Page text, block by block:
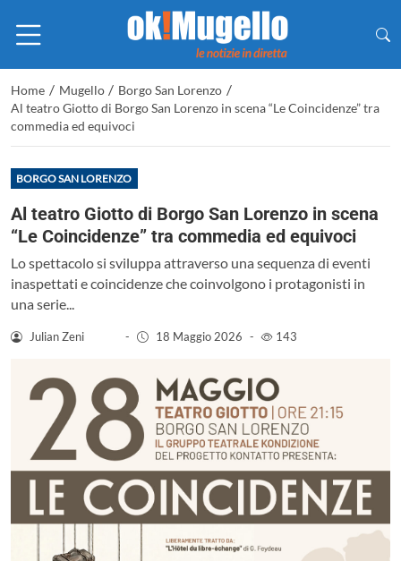
Home / Mugello / Borgo San Lorenzo /
Al teatro Giotto di Borgo San Lorenzo in scena “Le Coincidenze” tra
commedia ed equivoci
BORGO SAN LORENZO
Al teatro Giotto di Borgo San Lorenzo in scena
“Le Coincidenze” tra commedia ed equivoci
Lo spettacolo si sviluppa attraverso una sequenza di eventi
inaspettati e coincidenze che coinvolgono i protagonisti in
una serie...
Julian Zeni - 18 Maggio 2026 - 143